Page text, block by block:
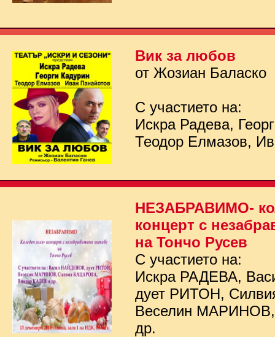
Вик за любов
от Жозиан Баласко
С участието на:
Искра Радева,
Теодор Елмазов,
НЕЗАБРАВИМО-
концерт с
на Тончо Русев
С участието на:
Искра РАДЕВА,
дует РИТОН,
Веселин
др.